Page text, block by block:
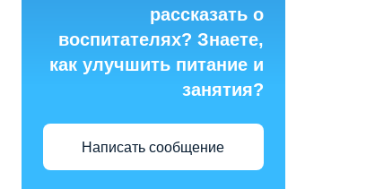
рассказать о
воспитателях? Знаете,
как улучшить питание и
занятия?
Написать сообщение